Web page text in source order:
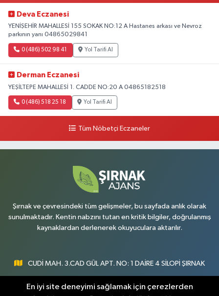
Deva Eczanesi
YENİŞEHİR MAHALLESİ 155 SOKAK NO:12 A Hastanes arkası ve Nevroz
parkının yanı 04865029841
0 (486) 502 98 41 Yol Tarifi Al
Derman Eczanesi
YEŞİLTEPE MAHALLESİ 1. CADDE NO:20 A 04865182518
0 (486) 518 25 18 Yol Tarifi Al
Tüm Nöbetçi Eczaneler
Şırnak ve çevresindeki tüm gelişmeler, bu sayfada anlık olarak
sunulmaktadır. Kentin nabzını tutan en kritik bilgiler, doğrulanmış
kaynaklardan derlenerek okuyuculara aktarılır.
CUDİ MAH. 3.CAD GÜL APT. NO: 1 DAİRE 4 SİLOPİ ŞIRNAK
0547 300 73 73
En iyi site deneyimi sağlamak için çerezlerden